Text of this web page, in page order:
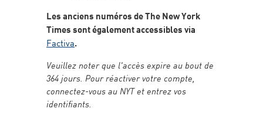
Les anciens numéros de The New York
Times sont également accessibles via
Factiva.
Veuillez noter que l'accès expire au bout de
364 jours. Pour réactiver votre compte,
connectez-vous au NYT et entrez vos
identifiants.